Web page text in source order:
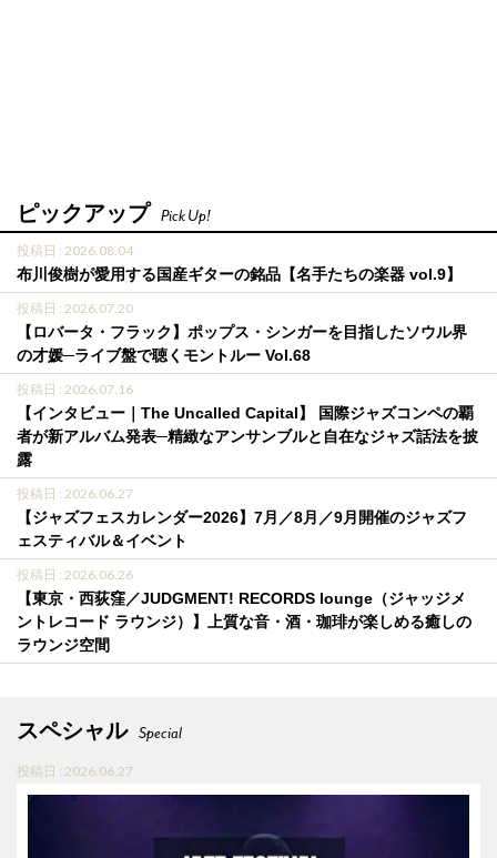
ピックアップ Pick Up!
投稿日 : 2026.08.04
布川俊樹が愛用する国産ギターの銘品【名手たちの楽器 vol.9】
投稿日 : 2026.07.20
【ロバータ・フラック】ポップス・シンガーを目指したソウル界
の才媛─ライブ盤で聴くモントルー Vol.68
投稿日 : 2026.07.16
【インタビュー｜The Uncalled Capital】 国際ジャズコンペの覇
者が新アルバム発表─精緻なアンサンブルと自在なジャズ話法を披
露
投稿日 : 2026.06.27
【ジャズフェスカレンダー2026】7月／8月／9月開催のジャズフ
ェスティバル＆イベント
投稿日 : 2026.06.26
【東京・西荻窪／JUDGMENT! RECORDS lounge（ジャッジメ
ントレコード ラウンジ）】上質な音・酒・珈琲が楽しめる癒しの
ラウンジ空間
スペシャル Special
投稿日 : 2026.06.27